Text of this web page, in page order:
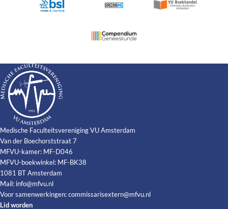
Medische Faculteitsvereniging VU Amsterdam
Van der Boechorststraat 7
MFVU-kamer: MF-D046
MFVU-boekwinkel: MF-BK38
1081 BT Amsterdam
Mail: info@mfvu.nl
Voor samenwerkingen:commissarisextern@mfvu.nl
Lid worden